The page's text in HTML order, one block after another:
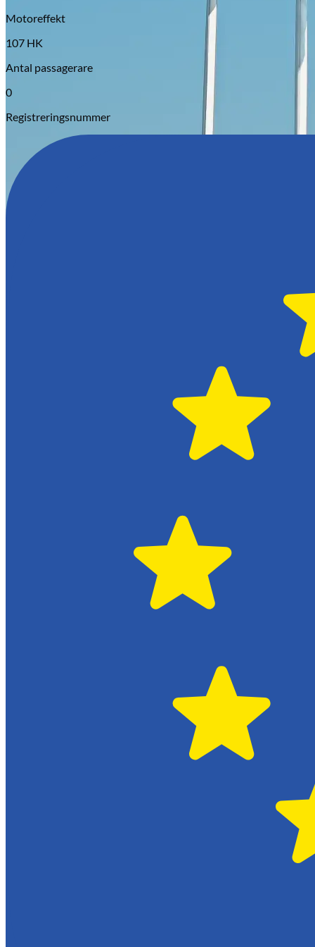
Motoreffekt
107 HK
Antal passagerare
0
Registreringsnummer